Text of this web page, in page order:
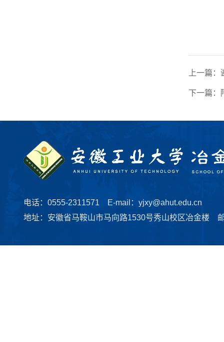
上一篇：
下一篇：
电话：0555-2311571 E-mail：yjxy@ahut.edu.cn
地址：安徽省马鞍山市马向路1530号秀山校区冶金楼